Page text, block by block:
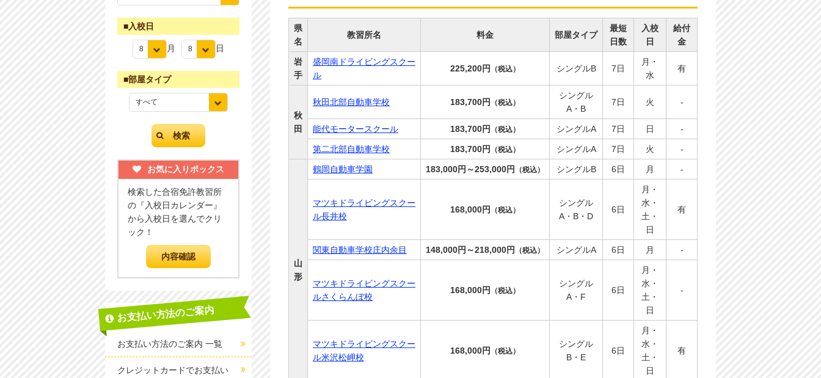
県
名
教習所名 料金 部屋タイプ
最短
日数
入校
日
給付
金
岩
手
盛岡南ドライビングスクー
ル
225,200円 （税込） シングルB 7日
月・
水
有
秋
田
秋田北部自動車学校 183,700円 （税込）
シングル
A・B
7日 火 -
能代モータースクール 183,700円 （税込） シングルA 7日 日 -
第二北部自動車学校 183,700円 （税込） シングルA 7日 火 -
山
形
鶴岡自動車学園 183,000円～253,000円 （税込） シングルB 6日 月 -
マツキドライビングスクー
ル長井校
168,000円 （税込）
シングル
A・B・D
6日
月・
水・
土・
日
有
関東自動車学校庄内余目 148,000円～218,000円 （税込） シングルA 6日 月 -
マツキドライビングスクー
ルさくらんぼ校
168,000円 （税込）
シングル
A・F
6日
月・
水・
土・
日
-
マツキドライビングスクー
ル米沢松岬校
168,000円 （税込）
シングル
B・E
6日
月・
水・
土・
日
有
■入校日
月 日
■部屋タイプ
お気に入りボックス
検索した合宿免許教習所
の『入校日カレンダー』
から入校日を選んでクリ
ック！
お支払い方法のご案内
お支払い方法のご案内 一覧
クレジットカードでお支払い